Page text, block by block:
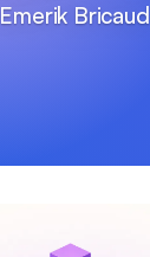
Emerik Bricaud